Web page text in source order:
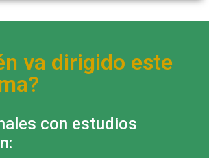
va dirigido este
con estudios